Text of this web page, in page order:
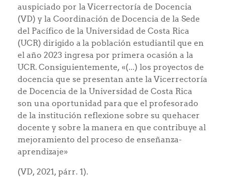
auspiciado por la Vicerrectoría de Docencia
(VD) y la Coordinación de Docencia de la Sede
del Pacífico de la Universidad de Costa Rica
(UCR) dirigido a la población estudiantil que en
el año 2023 ingresa por primera ocasión a la
UCR. Consiguientemente, «(...) los proyectos de
docencia que se presentan ante la Vicerrectoría
de Docencia de la Universidad de Costa Rica
son una oportunidad para que el profesorado
de la institución reflexione sobre su quehacer
docente y sobre la manera en que contribuye al
mejoramiento del proceso de enseñanza-
aprendizaje»
(VD, 2021, párr. 1).